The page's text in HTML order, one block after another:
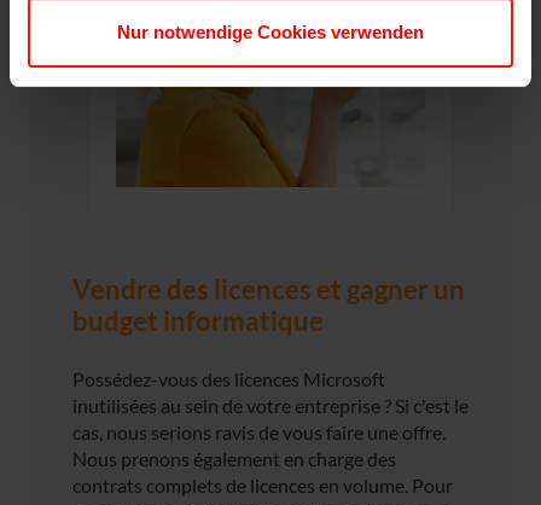
Nur notwendige Cookies verwenden
Vendre des licences et gagner un
budget informatique
Possédez-vous des licences Microsoft
inutilisées au sein de votre entreprise ? Si c'est le
cas, nous serions ravis de vous faire une offre.
Nous prenons également en charge des
contrats complets de licences en volume. Pour